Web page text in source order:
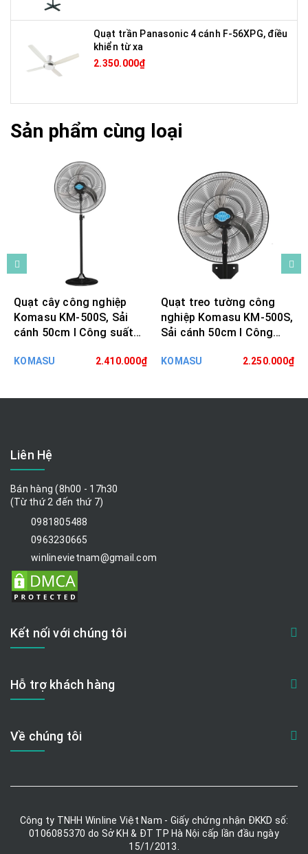
Quạt trần Panasonic 4 cánh F-56XPG, điều
khiển từ xa
2.350.000₫
Sản phẩm cùng loại
Quạt cây công nghiệp
Komasu KM-500S, Sải
cánh 50cm I Công suất
KOMASU 2.410.000₫
Quạt treo tường công
nghiệp Komasu KM-500S,
Sải cánh 50cm I Công
KOMASU 2.250.000₫
Liên Hệ
Bán hàng (8h00 - 17h30
(Từ thứ 2 đến thứ 7)
0981805488
0963230665
winlinevietnam@gmail.com
Kết nối với chúng tôi
Hỗ trợ khách hàng
Về chúng tôi
Công ty TNHH Winline Việt Nam - Giấy chứng nhận ĐKKD số:
0106085370 do Sở KH & ĐT TP Hà Nội cấp lần đầu ngày
15/1/2013.